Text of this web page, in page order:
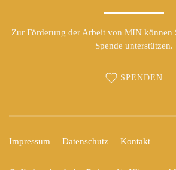
Zur Förderung der Arbeit von MIN können
Spende unterstützen.
SPENDEN
Impressum Datenschutz Kontakt